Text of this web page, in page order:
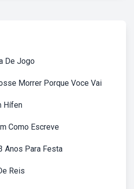
De Jogo
Morrer Porque Voce Vai
Hífen
Como Escreve
Anos Para Festa
Reis